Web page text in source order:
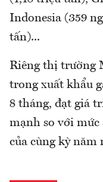
Indonesia (359
tấn)...
Riêng thị trường
trong xuất khẩu
8 tháng, đạt giá
mạnh so với mức
của cùng kỳ năm